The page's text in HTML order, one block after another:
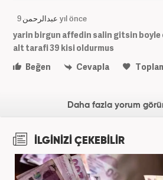
عبدالرحمن 9 yıl önce
yarin birgun affedin salin gitsin boyle
alt tarafi 39 kisi oldurmus
Beğen
Cevapla
Daha fazla yorum
İLGİNİZİ ÇEKEBİLİR